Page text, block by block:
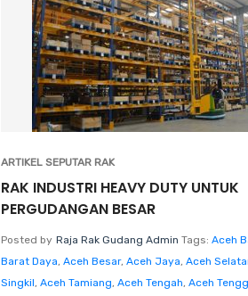
ARTIKEL SEPUTAR RAK
RAK INDUSTRI HEAVY DUTY UNTUK
PERGUDANGAN BESAR
Posted by Raja Rak Gudang Admin Tags: Aceh
Barat Daya, Aceh Besar, Aceh Jaya, Aceh
Singkil, Aceh Tamiang, Aceh Tengah, Aceh